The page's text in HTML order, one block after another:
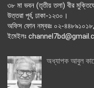
৩৮ মা ভবন (তৃতীয় তলা) বীর
উত্তরা পূর্ব, ঢাকা-১২৩০।
অফিস ফোন নম্বরঃ ০২-
ইমেইলঃ
অধ্যাপক আবুল